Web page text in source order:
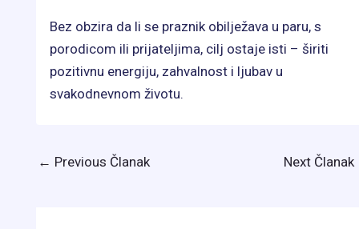
Bez obzira da li se praznik obilježava u paru, s
porodicom ili prijateljima, cilj ostaje isti – širiti
pozitivnu energiju, zahvalnost i ljubav u
svakodnevnom životu.
← Previous Članak Next Članak